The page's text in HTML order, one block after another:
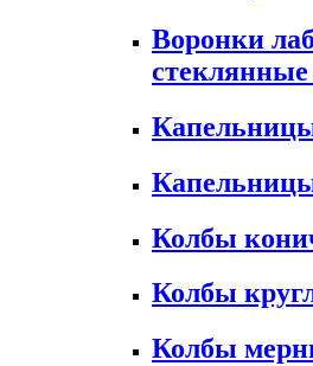
Воронки
стеклянные
Колбы
Колбы
Колбы